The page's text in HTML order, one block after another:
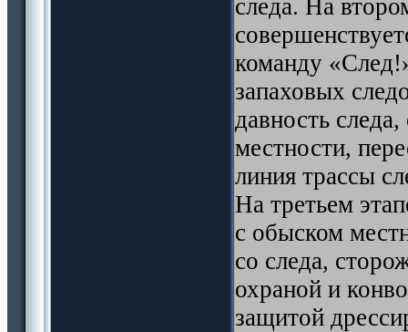
следа. На
команду
запаховых
давность
местности,
линия трассы
На третьем
с обыском
со следа,
охраной и
защитой